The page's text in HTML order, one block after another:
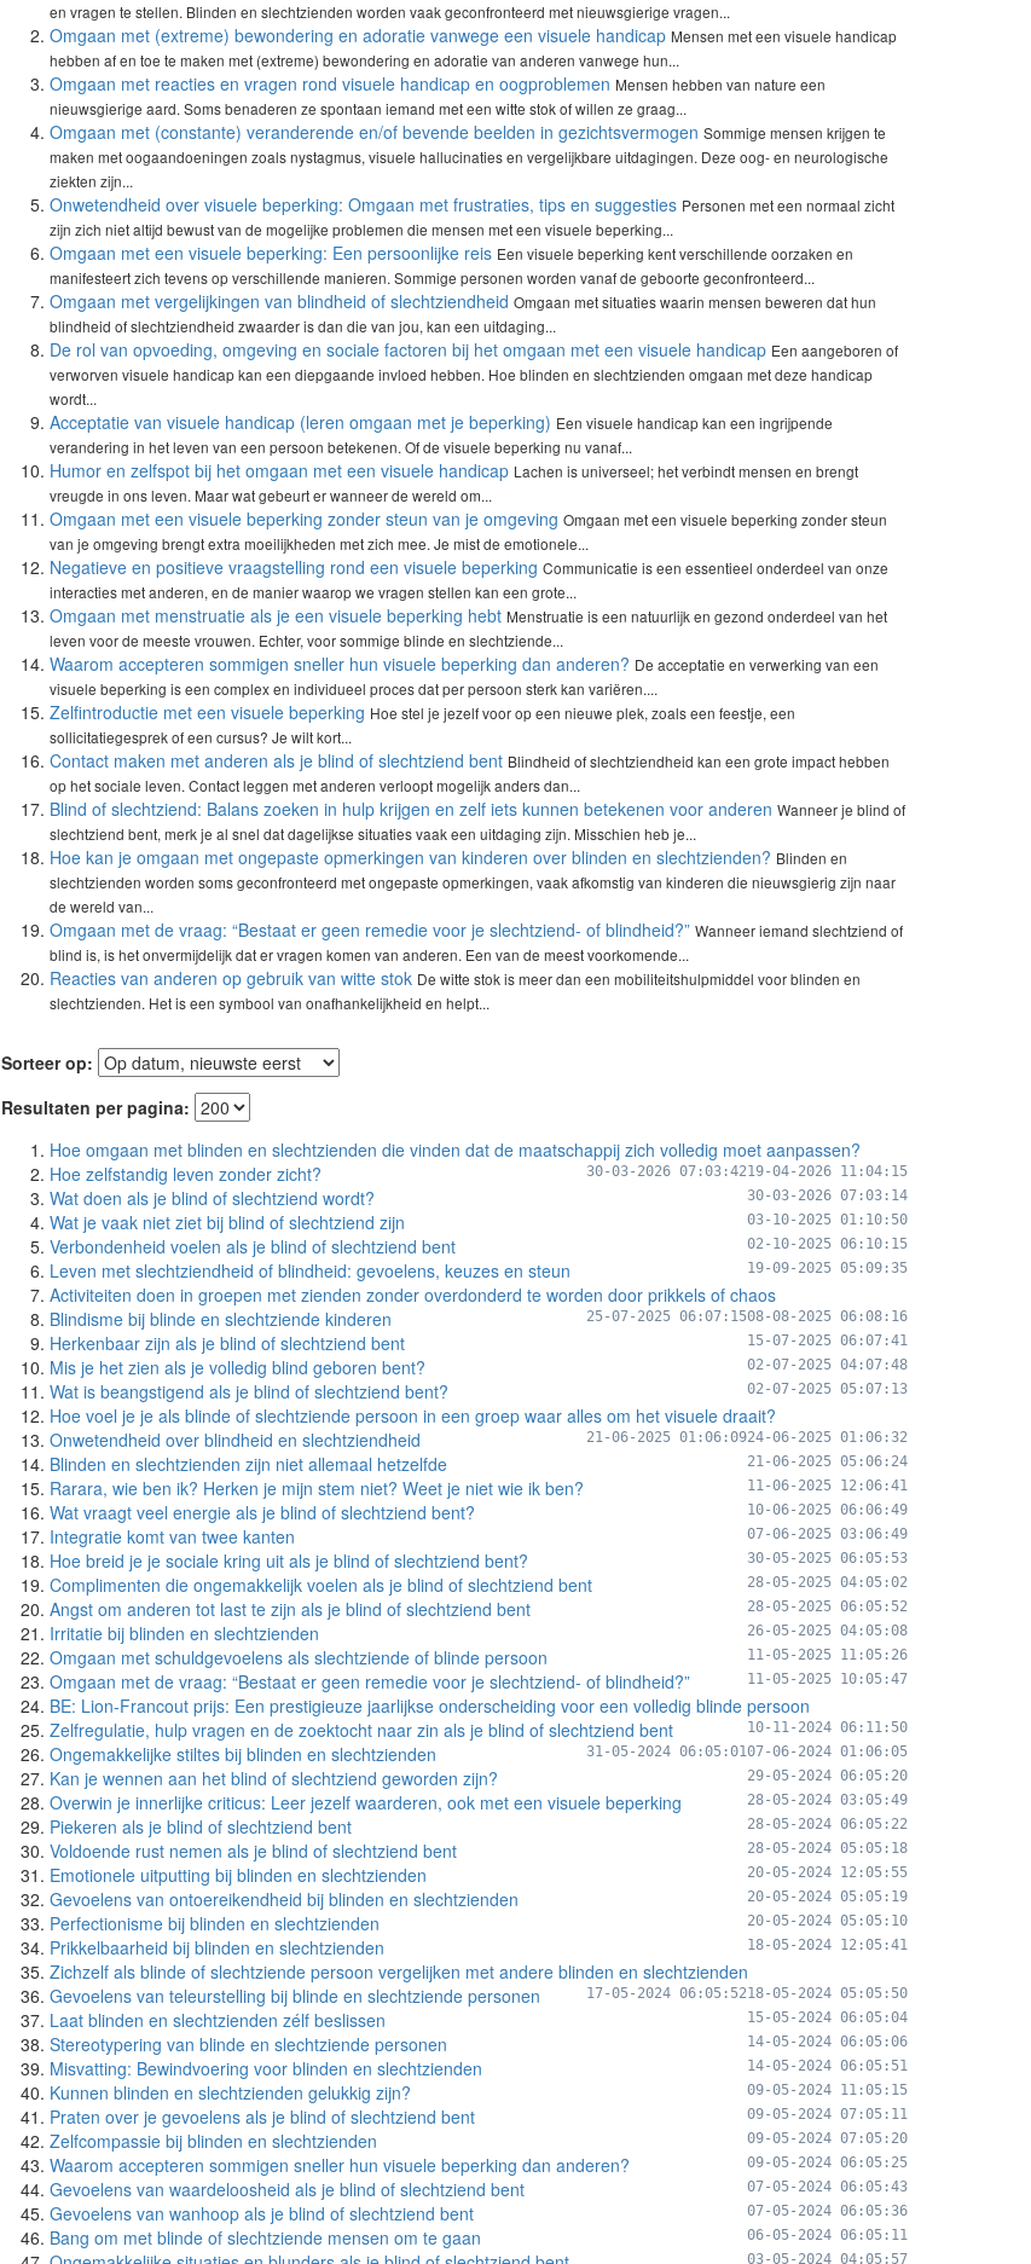
en vragen te stellen. Blinden en slechtzienden worden vaak geconfronteerd met nieuwsgierige vragen...
Omgaan met (extreme) bewondering en adoratie vanwege een visuele handicap Mensen met een visuele handicap
hebben af en toe te maken met (extreme) bewondering en adoratie van anderen vanwege hun...
Omgaan met reacties en vragen rond visuele handicap en oogproblemen Mensen hebben van nature een
nieuwsgierige aard. Soms benaderen ze spontaan iemand met een witte stok of willen ze graag...
Omgaan met (constante) veranderende en/of bevende beelden in gezichtsvermogen Sommige mensen krijgen te
maken met oogaandoeningen zoals nystagmus, visuele hallucinaties en vergelijkbare uitdagingen. Deze oog- en neurologische
ziekten zijn...
Onwetendheid over visuele beperking: Omgaan met frustraties, tips en suggesties Personen met een normaal zicht
zijn zich niet altijd bewust van de mogelijke problemen die mensen met een visuele beperking...
Omgaan met een visuele beperking: Een persoonlijke reis Een visuele beperking kent verschillende oorzaken en
manifesteert zich tevens op verschillende manieren. Sommige personen worden vanaf de geboorte geconfronteerd...
Omgaan met vergelijkingen van blindheid of slechtziendheid Omgaan met situaties waarin mensen beweren dat hun
blindheid of slechtziendheid zwaarder is dan die van jou, kan een uitdaging...
De rol van opvoeding, omgeving en sociale factoren bij het omgaan met een visuele handicap Een aangeboren of
verworven visuele handicap kan een diepgaande invloed hebben. Hoe blinden en slechtzienden omgaan met deze handicap
wordt...
Acceptatie van visuele handicap (leren omgaan met je beperking) Een visuele handicap kan een ingrijpende
verandering in het leven van een persoon betekenen. Of de visuele beperking nu vanaf...
Humor en zelfspot bij het omgaan met een visuele handicap Lachen is universeel; het verbindt mensen en brengt
vreugde in ons leven. Maar wat gebeurt er wanneer de wereld om...
Omgaan met een visuele beperking zonder steun van je omgeving Omgaan met een visuele beperking zonder steun
van je omgeving brengt extra moeilijkheden met zich mee. Je mist de emotionele...
Negatieve en positieve vraagstelling rond een visuele beperking Communicatie is een essentieel onderdeel van onze
interacties met anderen, en de manier waarop we vragen stellen kan een grote...
Omgaan met menstruatie als je een visuele beperking hebt Menstruatie is een natuurlijk en gezond onderdeel van het
leven voor de meeste vrouwen. Echter, voor sommige blinde en slechtziende...
Waarom accepteren sommigen sneller hun visuele beperking dan anderen? De acceptatie en verwerking van een
visuele beperking is een complex en individueel proces dat per persoon sterk kan variëren....
Zelfintroductie met een visuele beperking Hoe stel je jezelf voor op een nieuwe plek, zoals een feestje, een
sollicitatiegesprek of een cursus? Je wilt kort...
Contact maken met anderen als je blind of slechtziend bent Blindheid of slechtziendheid kan een grote impact hebben
op het sociale leven. Contact leggen met anderen verloopt mogelijk anders dan...
Blind of slechtziend: Balans zoeken in hulp krijgen en zelf iets kunnen betekenen voor anderen Wanneer je blind of
slechtziend bent, merk je al snel dat dagelijkse situaties vaak een uitdaging zijn. Misschien heb je...
Hoe kan je omgaan met ongepaste opmerkingen van kinderen over blinden en slechtzienden? Blinden en
slechtzienden worden soms geconfronteerd met ongepaste opmerkingen, vaak afkomstig van kinderen die nieuwsgierig zijn naar
de wereld van...
Omgaan met de vraag: “Bestaat er geen remedie voor je slechtziend- of blindheid?” Wanneer iemand slechtziend of
blind is, is het onvermijdelijk dat er vragen komen van anderen. Een van de meest voorkomende...
Reacties van anderen op gebruik van witte stok De witte stok is meer dan een mobiliteitshulpmiddel voor blinden en
slechtzienden. Het is een symbool van onafhankelijkheid en helpt...
Sorteer op:
Resultaten per pagina:
Hoe omgaan met blinden en slechtzienden die vinden dat de maatschappij zich volledig moet aanpassen?
19-04-2026 11:04:15
Hoe zelfstandig leven zonder zicht? 30-03-2026 07:03:42
Wat doen als je blind of slechtziend wordt? 30-03-2026 07:03:14
Wat je vaak niet ziet bij blind of slechtziend zijn 03-10-2025 01:10:50
Verbondenheid voelen als je blind of slechtziend bent 02-10-2025 06:10:15
Leven met slechtziendheid of blindheid: gevoelens, keuzes en steun 19-09-2025 05:09:35
Activiteiten doen in groepen met zienden zonder overdonderd te worden door prikkels of chaos
08-08-2025 06:08:16
Blindisme bij blinde en slechtziende kinderen 25-07-2025 06:07:15
Herkenbaar zijn als je blind of slechtziend bent 15-07-2025 06:07:41
Mis je het zien als je volledig blind geboren bent? 02-07-2025 04:07:48
Wat is beangstigend als je blind of slechtziend bent? 02-07-2025 05:07:13
Hoe voel je je als blinde of slechtziende persoon in een groep waar alles om het visuele draait?
24-06-2025 01:06:32
Onwetendheid over blindheid en slechtziendheid 21-06-2025 01:06:09
Blinden en slechtzienden zijn niet allemaal hetzelfde 21-06-2025 05:06:24
Rarara, wie ben ik? Herken je mijn stem niet? Weet je niet wie ik ben? 11-06-2025 12:06:41
Wat vraagt veel energie als je blind of slechtziend bent? 10-06-2025 06:06:49
Integratie komt van twee kanten 07-06-2025 03:06:49
Hoe breid je je sociale kring uit als je blind of slechtziend bent? 30-05-2025 06:05:53
Complimenten die ongemakkelijk voelen als je blind of slechtziend bent 28-05-2025 04:05:02
Angst om anderen tot last te zijn als je blind of slechtziend bent 28-05-2025 06:05:52
Irritatie bij blinden en slechtzienden 26-05-2025 04:05:08
Omgaan met schuldgevoelens als slechtziende of blinde persoon 11-05-2025 11:05:26
Omgaan met de vraag: “Bestaat er geen remedie voor je slechtziend- of blindheid?” 11-05-2025 10:05:47
BE: Lion-Francout prijs: Een prestigieuze jaarlijkse onderscheiding voor een volledig blinde persoon
10-11-2024 06:11:50
Zelfregulatie, hulp vragen en de zoektocht naar zin als je blind of slechtziend bent
07-06-2024 01:06:05
Ongemakkelijke stiltes bij blinden en slechtzienden 31-05-2024 06:05:01
Kan je wennen aan het blind of slechtziend geworden zijn? 29-05-2024 06:05:20
Overwin je innerlijke criticus: Leer jezelf waarderen, ook met een visuele beperking 28-05-2024 03:05:49
Piekeren als je blind of slechtziend bent 28-05-2024 06:05:22
Voldoende rust nemen als je blind of slechtziend bent 28-05-2024 05:05:18
Emotionele uitputting bij blinden en slechtzienden 20-05-2024 12:05:55
Gevoelens van ontoereikendheid bij blinden en slechtzienden 20-05-2024 05:05:19
Perfectionisme bij blinden en slechtzienden 20-05-2024 05:05:10
Prikkelbaarheid bij blinden en slechtzienden 18-05-2024 12:05:41
Zichzelf als blinde of slechtziende persoon vergelijken met andere blinden en slechtzienden
18-05-2024 05:05:50
Gevoelens van teleurstelling bij blinde en slechtziende personen 17-05-2024 06:05:52
Laat blinden en slechtzienden zélf beslissen 15-05-2024 06:05:04
Stereotypering van blinde en slechtziende personen 14-05-2024 06:05:06
Misvatting: Bewindvoering voor blinden en slechtzienden 14-05-2024 06:05:51
Kunnen blinden en slechtzienden gelukkig zijn? 09-05-2024 11:05:15
Praten over je gevoelens als je blind of slechtziend bent 09-05-2024 07:05:11
Zelfcompassie bij blinden en slechtzienden 09-05-2024 07:05:20
Waarom accepteren sommigen sneller hun visuele beperking dan anderen? 09-05-2024 06:05:25
Gevoelens van waardeloosheid als je blind of slechtziend bent 07-05-2024 06:05:43
Gevoelens van wanhoop als je blind of slechtziend bent 07-05-2024 06:05:36
Bang om met blinde of slechtziende mensen om te gaan 06-05-2024 06:05:11
03-05-2024 04:05:57